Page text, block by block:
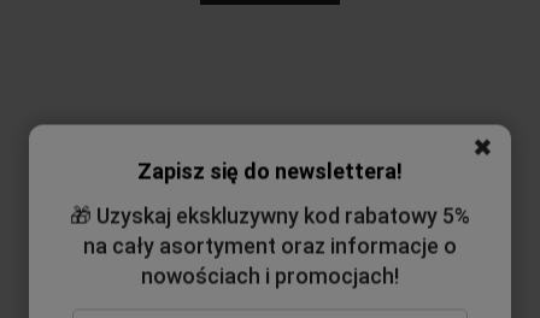
✖
Zapisz się do newslettera!
🎁 Uzyskaj ekskluzywny kod rabatowy 5%
na cały asortyment oraz informacje o
nowościach i promocjach!